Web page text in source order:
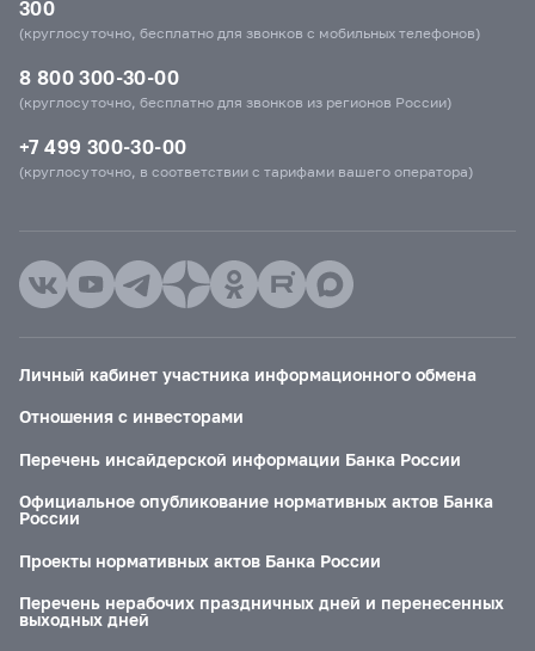
300
(круглосуточно, бесплатно для звонков с мобильных телефонов)
8 800 300-30-00
(круглосуточно, бесплатно для звонков из регионов России)
+7 499 300-30-00
(круглосуточно, в соответствии с тарифами вашего оператора)
Личный кабинет участника информационного обмена
Отношения с инвесторами
Перечень инсайдерской информации Банка России
Официальное опубликование нормативных актов Банка
России
Проекты нормативных актов Банка России
Перечень нерабочих праздничных дней и перенесенных
выходных дней